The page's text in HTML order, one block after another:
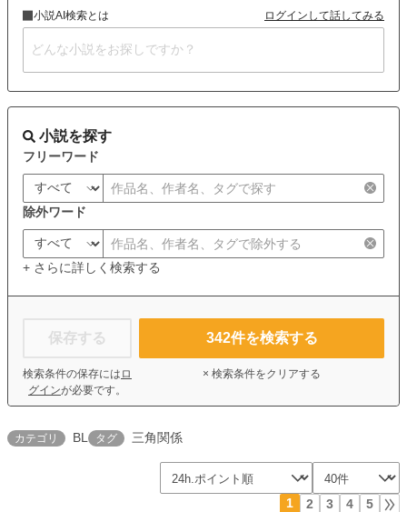
小説AI検索とは ログインして話してみる
小説を探す
フリーワード
除外ワード
+ さらに詳しく検索する
保存する
検索条件の保存には ロ
グインが必要です。
342件を検索する
× 検索条件をクリアする
カテゴリ BL タグ 三角関係
1 2 3 4 5